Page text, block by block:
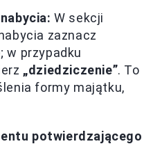
W sekcji
zaznacz
w przypadku
„dziedziczenie”. To
formy majątku,
potwierdzającego